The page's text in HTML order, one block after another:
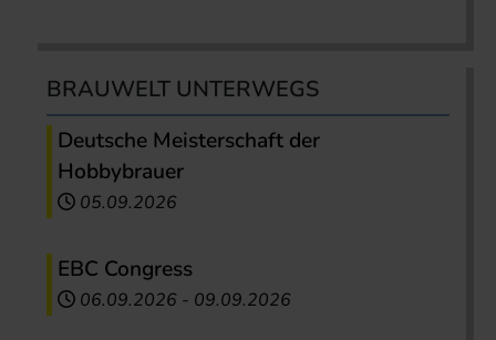
BRAUWELT UNTERWEGS
Deutsche Meisterschaft der
Hobbybrauer
05.09.2026
EBC Congress
06.09.2026 - 09.09.2026